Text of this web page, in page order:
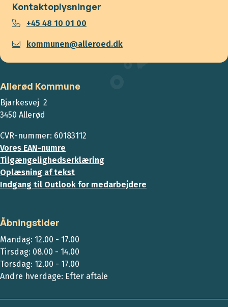
Kontaktoplysninger
+45 48 10 01 00
kommunen@alleroed.dk
Allerød Kommune
Bjarkesvej 2
3450 Allerød
CVR-nummer: 60183112
Vores EAN-numre
Tilgængelighedserklæring
Oplæsning af tekst
Indgang til Outlook for medarbejdere
Åbningstider
Mandag: 12.00 - 17.00
Tirsdag: 08.00 - 14.00
Torsdag: 12.00 - 17.00
Andre hverdage: Efter aftale